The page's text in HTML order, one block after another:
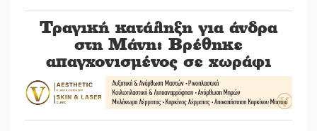
Τραγική κατάληξη για άνδρα
στη Μάνη: Βρέθηκε
απαγχονισμένος σε χωράφι